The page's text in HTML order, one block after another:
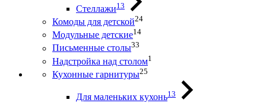
Стеллажи13
Комоды для детской24
Модульные детские14
Письменные столы33
Надстройка над столом1
Кухонные гарнитуры25
Для маленьких кухонь13